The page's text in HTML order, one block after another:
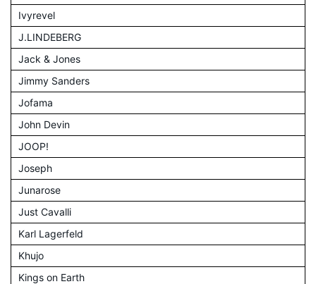
Ivyrevel
J.LINDEBERG
Jack & Jones
Jimmy Sanders
Jofama
John Devin
JOOP!
Joseph
Junarose
Just Cavalli
Karl Lagerfeld
Khujo
Kings on Earth